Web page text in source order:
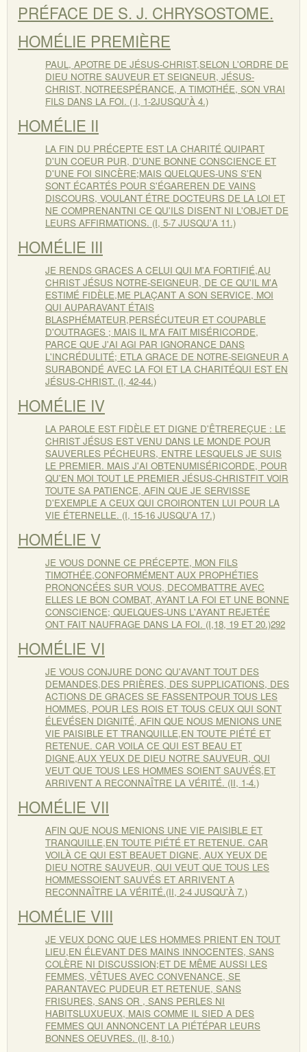
PRÉFACE DE S. J. CHRYSOSTOME.
HOMÉLIE PREMIÈRE
PAUL, APOTRE DE JÉSUS-CHRIST,SELON L'ORDRE DE
DIEU NOTRE SAUVEUR ET SEIGNEUR, JÉSUS-
CHRIST, NOTREESPÉRANCE, A TIMOTHÉE, SON VRAI
FILS DANS LA FOI. ( I, 1-2JUSQU'À 4.)
HOMÉLIE II
LA FIN DU PRÉCEPTE EST LA CHARITÉ QUIPART
D'UN COEUR PUR, D'UNE BONNE CONSCIENCE ET
D'UNE FOI SINCÈRE;MAIS QUELQUES-UNS S'EN
SONT ÉCARTÉS POUR S'ÉGAREREN DE VAINS
DISCOURS, VOULANT ÉTRE DOCTEURS DE LA LOI ET
NE COMPRENANTNI CE QU'ILS DISENT NI L'OBJET DE
LEURS AFFIRMATIONS. (I, 5-7 JUSQU'A 11.)
HOMÉLIE III
JE RENDS GRACES A CELUI QUI M'A FORTIFIÉ,AU
CHRIST JÉSUS NOTRE-SEIGNEUR, DE CE QU'IL M'A
ESTIMÉ FIDÈLE,ME PLAÇANT A SON SERVICE, MOI
QUI AUPARAVANT ÉTAIS
BLASPHÉMATEUR,PERSÉCUTEUR ET COUPABLE
D'OUTRAGES ; MAIS IL M'A FAIT MISÉRICORDE,
PARCE QUE J'AI AGI PAR IGNORANCE DANS
L'INCRÉDULITÉ; ETLA GRACE DE NOTRE-SEIGNEUR A
SURABONDÉ AVEC LA FOI ET LA CHARITÉQUI EST EN
JÉSUS-CHRIST. (I, 42-44.)
HOMÉLIE IV
LA PAROLE EST FIDÈLE ET DIGNE D'ÊTREREÇUE : LE
CHRIST JÉSUS EST VENU DANS LE MONDE POUR
SAUVERLES PÉCHEURS, ENTRE LESQUELS JE SUIS
LE PREMIER. MAIS J'AI OBTENUMISÉRICORDE, POUR
QU'EN MOI TOUT LE PREMIER JÉSUS-CHRISTFIT VOIR
TOUTE SA PATIENCE, AFIN QUE JE SERVISSE
D'EXEMPLE A CEUX QUI CROIRONTEN LUI POUR LA
VIE ÉTERNELLE. (I, 15-16 JUSQU'A 17.)
HOMÉLIE V
JE VOUS DONNE CE PRÉCEPTE, MON FILS
TIMOTHÉE,CONFORMÉMENT AUX PROPHÉTIES
PRONONCÉES SUR VOUS, DECOMBATTRE AVEC
ELLES LE BON COMBAT, AYANT LA FOI ET UNE BONNE
CONSCIENCE; QUELQUES-UNS L'AYANT REJETÉE
ONT FAIT NAUFRAGE DANS LA FOI. (I,18, 19 ET 20.)292
HOMÉLIE VI
JE VOUS CONJURE DONC QU'AVANT TOUT DES
DEMANDES,DES PRIÈRES, DES SUPPLICATIONS, DES
ACTIONS DE GRACES SE FASSENTPOUR TOUS LES
HOMMES, POUR LES ROIS ET TOUS CEUX QUI SONT
ÉLEVÉSEN DIGNITÉ, AFIN QUE NOUS MENIONS UNE
VIE PAISIBLE ET TRANQUILLE,EN TOUTE PIÉTÉ ET
RETENUE. CAR VOILA CE QUI EST BEAU ET
DIGNE,AUX YEUX DE DIEU NOTRE SAUVEUR, QUI
VEUT QUE TOUS LES HOMMES SOIENT SAUVÉS,ET
ARRIVENT A RECONNAÎTRE LA VÉRITÉ. (II, 1-4.)
HOMÉLIE VII
AFIN QUE NOUS MENIONS UNE VIE PAISIBLE ET
TRANQUILLE,EN TOUTE PIÉTÉ ET RETENUE. CAR
VOILÀ CE QUI EST BEAUET DIGNE, AUX YEUX DE
DIEU NOTRE SAUVEUR, QUI VEUT QUE TOUS LES
HOMMESSOIENT SAUVÉS ET ARRIVENT A
RECONNAÎTRE LA VÉRITÉ.(II, 2-4 JUSQU'À 7.)
HOMÉLIE VIII
JE VEUX DONC QUE LES HOMMES PRIENT EN TOUT
LIEU,EN ÉLEVANT DES MAINS INNOCENTES, SANS
COLÈRE NI DISCUSSION;ET DE MÊME AUSSI LES
FEMMES, VÊTUES AVEC CONVENANCE, SE
PARANTAVEC PUDEUR ET RETENUE, SANS
FRISURES, SANS OR , SANS PERLES NI
HABITSLUXUEUX, MAIS COMME IL SIED A DES
FEMMES QUI ANNONCENT LA PIÉTÉPAR LEURS
BONNES OEUVRES. (II, 8-10.)